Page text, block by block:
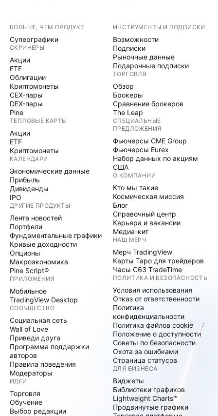
БОЛЬШЕ, ЧЕМ ПРОДУКТ
Суперграфики
СКРИНЕРЫ
Акции
ETF
Облигации
Криптомонеты
CEX-пары
DEX-пары
Pine
ТЕПЛОВЫЕ КАРТЫ
Акции
ETF
Криптомонеты
КАЛЕНДАРИ
Экономические данные
Прибыль
Дивиденды
IPO
ДРУГИЕ ПРОДУКТЫ
Лента новостей
Портфели
Фундаментальные графики
Кривые доходности
Опционы
Макроэкономика
Pine Script®
ПРИЛОЖЕНИЯ
Мобильное
TradingView Desktop
СООБЩЕСТВО
Социальная сеть
Wall of Love
Приведи друга
Программа поддержки
авторов
Правила поведения
Модераторы
ИДЕИ
Торговля
Обучение
Выбор редакции
ИНСТРУМЕНТЫ И ПОДПИСКИ
Возможности
Подписки
Рыночные данные
Подарочные подписки
ТОРГОВЛЯ
Обзор
Брокеры
Сравнение брокеров
The Leap
СПЕЦИАЛЬНЫЕ
ПРЕДЛОЖЕНИЯ
Фьючерсы CME Group
Фьючерсы Eurex
Набор данных по акциям
США
О КОМПАНИИ
Кто мы такие
Космическая миссия
Блог
Справочный центр
Карьера и вакансии
Медиа-кит
НАШ МЕРЧ
Мерч TradingView
Карты Таро для трейдеров
Часы C63 TradeTime
ПОЛИТИКА И БЕЗОПАСНОСТЬ
Условия использования
Отказ от ответственности
Политика
конфиденциальности
Политика файлов cookie
Положение о доступности
Советы по безопасности
Охота за ошибками
Страница статусов
ДЛЯ БИЗНЕСА
Виджеты
Библиотеки графиков
Lightweight Charts™
Продвинутые графики